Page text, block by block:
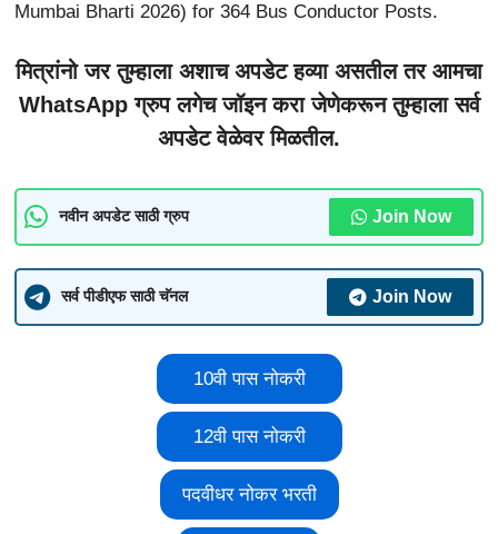
Mumbai Bharti 2026) for 364 Bus Conductor Posts.
मित्रांनो जर तुम्हाला अशाच अपडेट हव्या असतील तर आमचा
WhatsApp ग्रुप लगेच जॉइन करा जेणेकरून तुम्हाला सर्व
अपडेट वेळेवर मिळतील.
नवीन अपडेट साठी ग्रुप Join Now
सर्व पीडीएफ साठी चॅनल Join Now
10वी पास नोकरी
12वी पास नोकरी
पदवीधर नोकर भरती